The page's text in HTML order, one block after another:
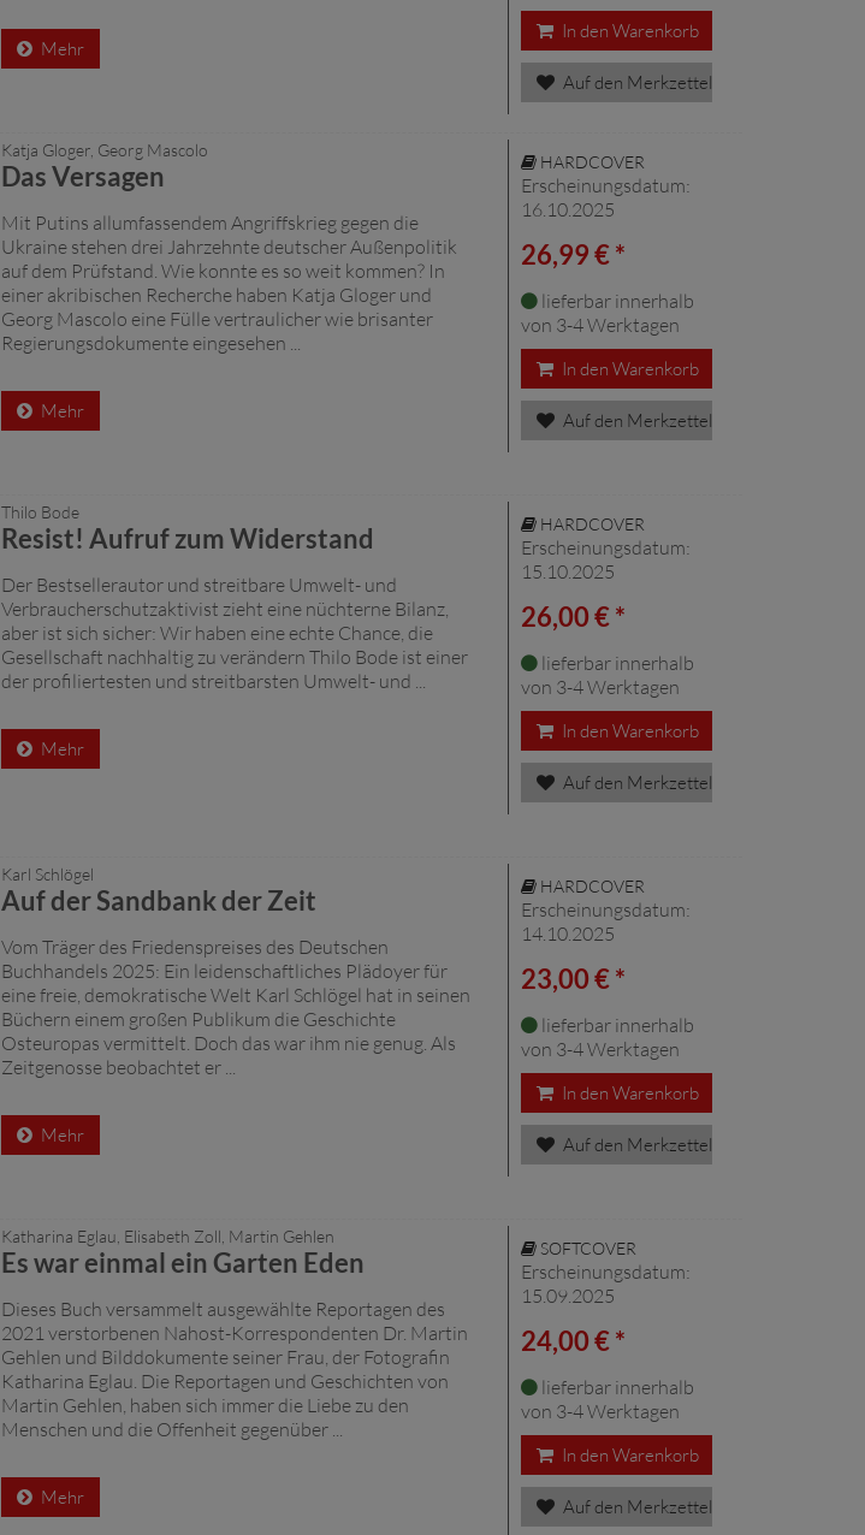
Mehr
In den Warenkorb
Auf den Merkzettel
Katja Gloger, Georg Mascolo
Das Versagen
Mit Putins allumfassendem Angriffskrieg gegen die
Ukraine stehen drei Jahrzehnte deutscher Außenpolitik
auf dem Prüfstand. Wie konnte es so weit kommen? In
einer akribischen Recherche haben Katja Gloger und
Georg Mascolo eine Fülle vertraulicher wie brisanter
Regierungsdokumente eingesehen ...
Mehr
HARDCOVER
Erscheinungsdatum:
16.10.2025
26,99 € *
lieferbar innerhalb
von 3-4 Werktagen
In den Warenkorb
Auf den Merkzettel
Thilo Bode
Resist! Aufruf zum Widerstand
Der Bestsellerautor und streitbare Umwelt- und
Verbraucherschutzaktivist zieht eine nüchterne Bilanz,
aber ist sich sicher: Wir haben eine echte Chance, die
Gesellschaft nachhaltig zu verändern Thilo Bode ist einer
der profiliertesten und streitbarsten Umwelt- und ...
Mehr
HARDCOVER
Erscheinungsdatum:
15.10.2025
26,00 € *
lieferbar innerhalb
von 3-4 Werktagen
In den Warenkorb
Auf den Merkzettel
Karl Schlögel
Auf der Sandbank der Zeit
Vom Träger des Friedenspreises des Deutschen
Buchhandels 2025: Ein leidenschaftliches Plädoyer für
eine freie, demokratische Welt Karl Schlögel hat in seinen
Büchern einem großen Publikum die Geschichte
Osteuropas vermittelt. Doch das war ihm nie genug. Als
Zeitgenosse beobachtet er ...
Mehr
HARDCOVER
Erscheinungsdatum:
14.10.2025
23,00 € *
lieferbar innerhalb
von 3-4 Werktagen
In den Warenkorb
Auf den Merkzettel
Katharina Eglau, Elisabeth Zoll, Martin Gehlen
Es war einmal ein Garten Eden
Dieses Buch versammelt ausgewählte Reportagen des
2021 verstorbenen Nahost-Korrespondenten Dr. Martin
Gehlen und Bilddokumente seiner Frau, der Fotografin
Katharina Eglau. Die Reportagen und Geschichten von
Martin Gehlen, haben sich immer die Liebe zu den
Menschen und die Offenheit gegenüber ...
Mehr
SOFTCOVER
Erscheinungsdatum:
15.09.2025
24,00 € *
lieferbar innerhalb
von 3-4 Werktagen
In den Warenkorb
Auf den Merkzettel